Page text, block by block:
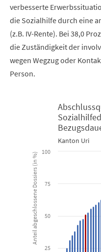
verbesserte
die Sozialhilfe durch eine
(z.B. IV-Rente). Bei 38,0
die Zuständigkeit der
wegen Wegzug oder
Person.
Abschlussquote der
Bar chart with 48 bars.
Kanton Uri
View as data table,
The chart has 1 X axis
The chart has 1 Y axis
Anteil abgeschlossene Dossiers (in %)
Kanton Uri
25
50
75
100